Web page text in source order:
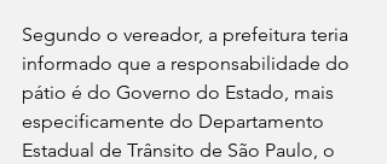
Segundo o vereador, a prefeitura teria
informado que a responsabilidade do
pátio é do Governo do Estado, mais
especificamente do Departamento
Estadual de Trânsito de São Paulo, o